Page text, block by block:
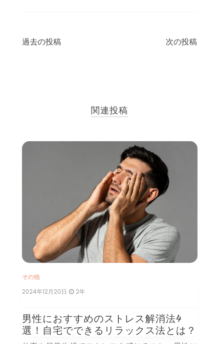
投
ー
過去の投稿 次の投稿
関連投稿
その他
2024年12月20日 2年
男性におすすめのストレス解消法4
選！自宅でできるリラックス法とは？